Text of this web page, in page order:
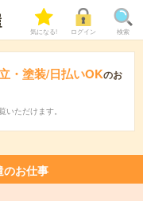
気になる! ログイン 検索
・塗装/日払いOKのお
いただけます。
のお仕事